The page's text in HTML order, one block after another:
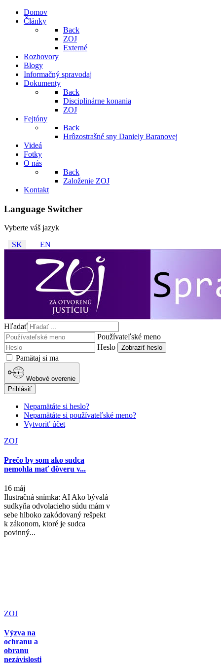
Domov
Články
Back
ZOJ
Externé
Rozhovory
Blogy
Informačný spravodaj
Dokumenty
Back
Disciplinárne konania
ZOJ
Fejtóny
Back
Hrôzostrašné sny Daniely Baranovej
Videá
Fotky
O nás
Back
Založenie ZOJ
Kontakt
Language Switcher
Vyberte váš jazyk
SK
EN
Hľadať
Používateľské meno
Heslo
Zobraziť heslo
Pamätaj si ma
Webové overenie
Prihlásiť
Nepamätáte si heslo?
Nepamätáte si používateľské meno?
Vytvoriť účet
ZOJ
Prečo by som ako sudca
nemohla mať dôveru v...
16 máj
Ilustračná snímka: AI Ako bývalá
sudkyňa odvolacieho súdu mám v
sebe hlboko zakódovaný rešpekt
k zákonom, ktoré je sudca
povinný...
ZOJ
Výzva na
ochranu a
obranu
nezávislosti